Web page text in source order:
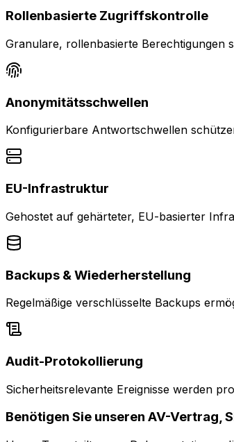
Rollenbasierte Zugriffskontrolle
Granulare, rollenbasierte Berechtigungen
Anonymitätsschwellen
Konfigurierbare Antwortschwellen
EU-Infrastruktur
Gehostet auf gehärteter, EU-basierter
Backups & Wiederherstellung
Regelmäßige verschlüsselte Backups
Audit-Protokollierung
Sicherheitsrelevante Ereignisse werden
Benötigen Sie unseren AV-Vertrag,